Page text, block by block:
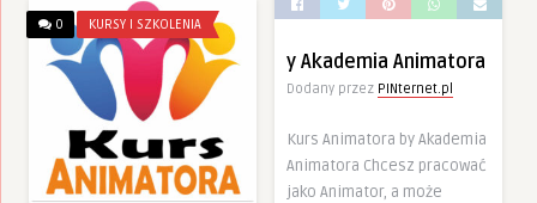
y Akademia Animatora
Dodany przez PINternet.pl
Kurs Animatora by Akademia
Animatora Chcesz pracować
jako Animator, a może
0 KURSY I SZKOLENIA